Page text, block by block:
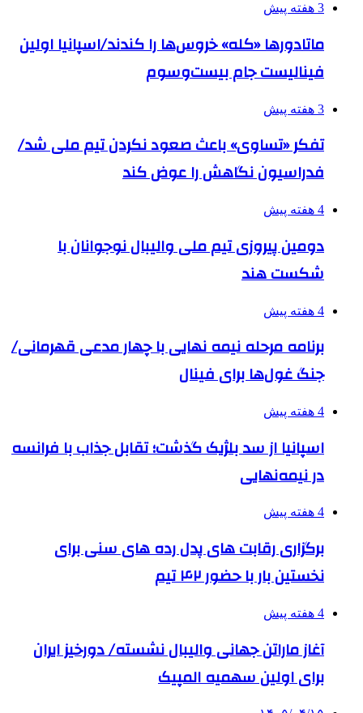
3 هفته پیش
ماتادورها «کله» خروس‌ها را کندند/اسپانیا اولین
فینالیست جام بیست‌وسوم
3 هفته پیش
تفکر «تساوی» باعث صعود نکردن تیم ملی شد/
فدراسیون نگاهش را عوض کند
4 هفته پیش
دومین پیروزی تیم ملی والیبال نوجوانان با
شکست هند
4 هفته پیش
برنامه مرحله نیمه نهایی با چهار مدعی قهرمانی/
جنگ غول‌ها برای فینال
4 هفته پیش
اسپانیا از سد بلژیک گذشت؛ تقابل جذاب با فرانسه
در نیمه‌نهایی
4 هفته پیش
برگزاری رقابت های پدل رده های سنی برای
نخستین بار با حضور ۴۲ تیم
4 هفته پیش
آغاز ماراتن جهانی والیبال نشسته/ دورخیز ایران
برای اولین سهمیه المپیک